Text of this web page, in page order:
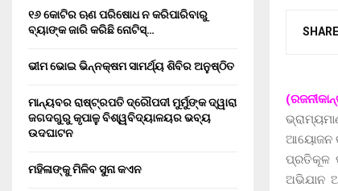
SHARE
ଆୟୋଜନ
ପ୍ରତିକୂଳ
ଅଭିଯାନ
୧୬ କୋଟିର ଋଣ ପରିଷୋଧ ନ କରିପାରିବାରୁ
ବ୍ୟାଙ୍କ ଜାରି କରିଛି ନୋଟିସ୍…
ଭୀମ ଭୋଇ ଭିନ୍ନକ୍ଷମ ସାମର୍ଥ୍ୟ ଶିବିର ଅନୁଷ୍ଠିତ
ମାନ୍ୟବର ରାଷ୍ଟ୍ରପତି ଦ୍ରୌପଦୀ ମୁର୍ମୁଙ୍କ ଦ୍ୱାରା
ଜଗଦଗୁରୁ କୃପାଳୁ ବିଶ୍ୱବିଦ୍ୟାଳୟର ଭବ୍ୟ
ଉଦଘାଟନ
ମହିଳାଙ୍କୁ ମିଳିବ ସୁନା କଏନ